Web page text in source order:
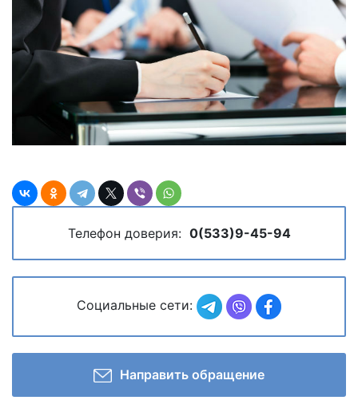
Телефон доверия: 0(533)9-45-94
Социальные сети:
Направить обращение